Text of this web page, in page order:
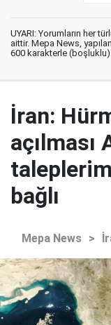
UYARI: Yorumların her
aittir. Mepa News,
600 karakterle (boşluklu)
İran:
açılması
bağlı
Mepa News >